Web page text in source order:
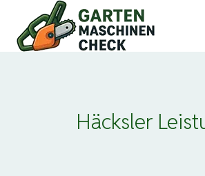
Inhalt
springen
Häcksler